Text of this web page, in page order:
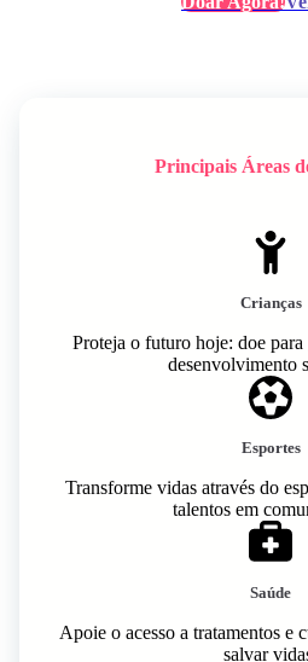
Principais Áreas
Crianças
Proteja o futuro hoje: doe
desenvolvimento
Esportes
Transforme vidas através do
talentos em
Saúde
Apoie o acesso a tratamentos e
salvar